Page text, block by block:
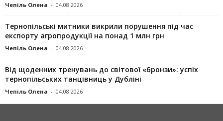
Чепіль Олена - 04.08.2026
Тернопільські митники викрили порушення під час
експорту агропродукції на понад 1 млн грн
Чепіль Олена - 04.08.2026
Від щоденних тренувань до світової «бронзи»: успіх
тернопільських танцівниць у Дубліні
Чепіль Олена - 04.08.2026